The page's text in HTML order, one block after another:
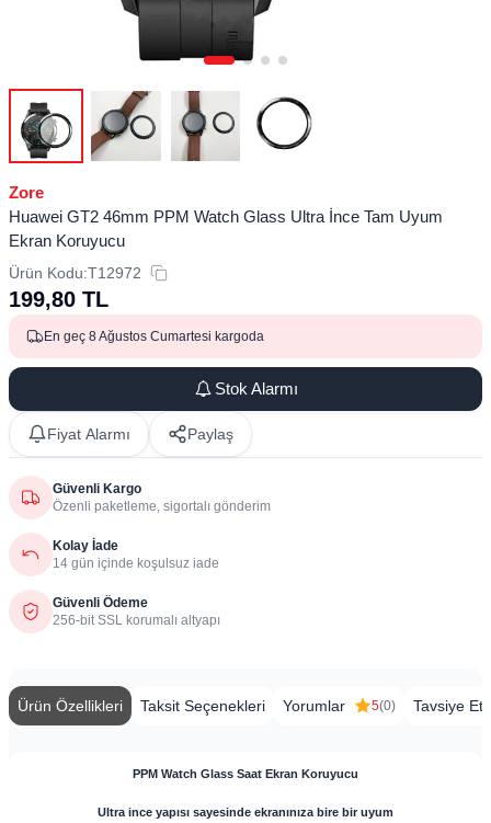
Zore
Huawei GT2 46mm PPM Watch Glass Ultra İnce Tam Uyum
Ekran Koruyucu
Ürün Kodu:T12972
199,80 TL
En geç 8 Ağustos Cumartesi kargoda
Stok Alarmı
Fiyat Alarmı Paylaş
Güvenli Kargo
Özenli paketleme, sigortalı gönderim
Kolay İade
14 gün içinde koşulsuz iade
Güvenli Ödeme
256-bit SSL korumalı altyapı
Ürün Özellikleri Taksit Seçenekleri Yorumlar 5(0) Tavsiye Et
PPM Watch Glass Saat Ekran Koruyucu
Ultra ince yapısı sayesinde ekranınıza bire bir uyum